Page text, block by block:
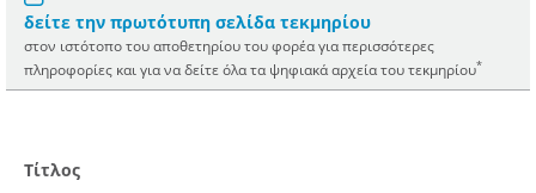
δείτε την πρωτότυπη σελίδα τεκμηρίου
στον ιστότοπο του αποθετηρίου του φορέα για περισσότερες
πληροφορίες και για να δείτε όλα τα ψηφιακά αρχεία του τεκμηρίου*
Τίτλος